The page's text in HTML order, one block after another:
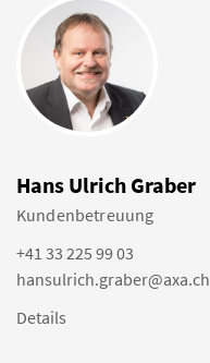
Hans Ulrich Graber
Kundenbetreuung
+41 33 225 99 03
hansulrich.graber@axa.ch
Details